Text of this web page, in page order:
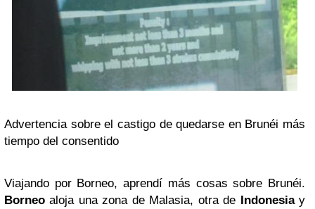
Advertencia sobre el castigo de quedarse en Brunéi más
tiempo del consentido
Viajando por Borneo, aprendí más cosas sobre Brunéi.
Borneo aloja una zona de Malasia, otra de Indonesiay